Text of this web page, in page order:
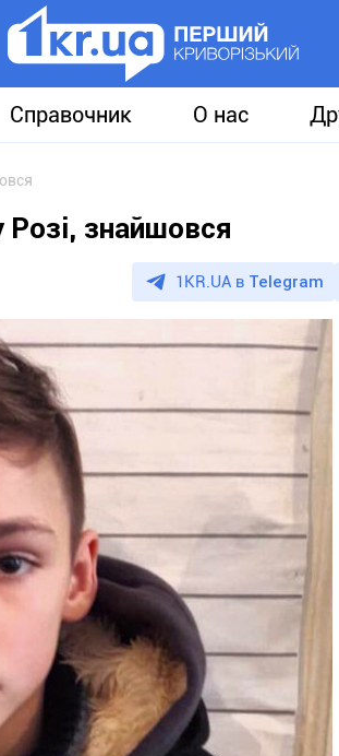
Справочник О нас
Розі, знайшовся
1KR.UA в Telegram